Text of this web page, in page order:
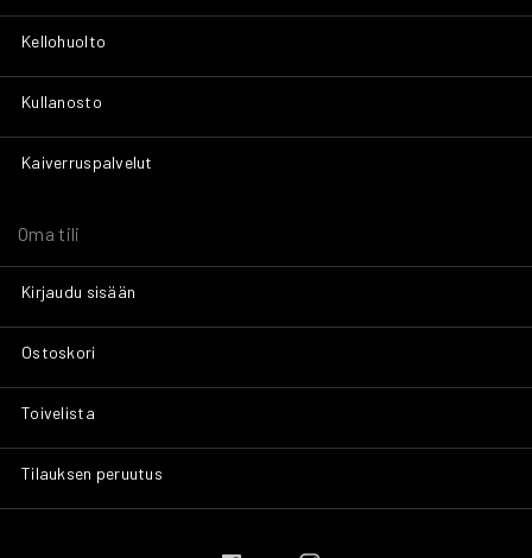
Kellohuolto
Kullanosto
Kaiverruspalvelut
Oma tili
Kirjaudu sisään
Ostoskori
Toivelista
Tilauksen peruutus